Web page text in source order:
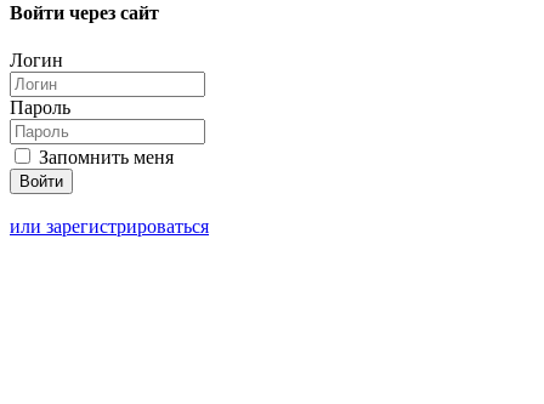
Войти через сайт
Логин
Пароль
Запомнить меня
или зарегистрироваться